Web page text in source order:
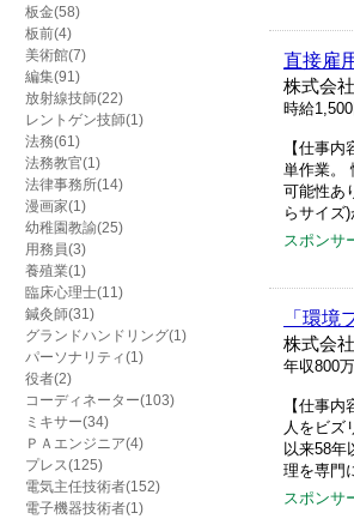
板金(58)
板前(4)
美術館(7)
編集(91)
放射線技師(22)
レントゲン技師(1)
法務(61)
法務教官(1)
法律事務所(14)
漫画家(1)
幼稚園教諭(25)
用務員(3)
養殖業(1)
臨床心理士(11)
鍼灸師(31)
グランドハンドリング(1)
パーソナリティ(1)
役者(2)
コーディネーター(103)
ミキサー(34)
ＰＡエンジニア(4)
プレス(125)
電気主任技術者(152)
電子機器技術者(1)
直接雇
株式会
時給
【仕事
単作業。
可能性あ
らサイズ
スポンサ
「環境
株式会
年収800
【仕事
人をビズ
以来58年
理を専門
スポンサ